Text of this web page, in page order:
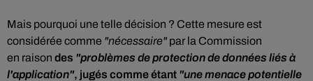
Mais pourquoi une telle décision ? Cette mesure est
considérée comme "nécessaire" par la Commission
en raison des "problèmes de protection de données liés à
l'application", jugés comme étant "une menace potentielle